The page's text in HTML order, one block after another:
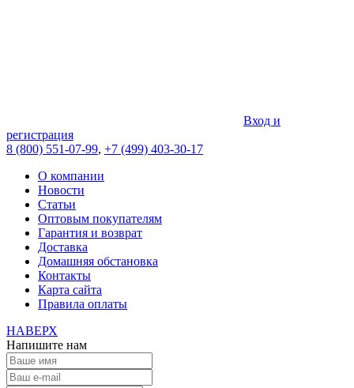
Вход и
регистрация
8 (800) 551-07-99, +7 (499) 403-30-17
О компании
Новости
Статьи
Оптовым покупателям
Гарантия и возврат
Доставка
Домашняя обстановка
Контакты
Карта сайта
Правила оплаты
НАВЕРХ
Напишите нам